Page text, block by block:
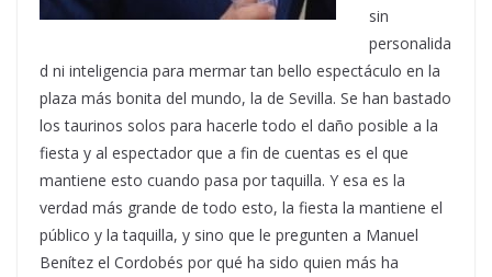
sin
personalida
d ni inteligencia para mermar tan bello espectáculo en la
plaza más bonita del mundo, la de Sevilla. Se han bastado
los taurinos solos para hacerle todo el daño posible a la
fiesta y al espectador que a fin de cuentas es el que
mantiene esto cuando pasa por taquilla. Y esa es la
verdad más grande de todo esto, la fiesta la mantiene el
público y la taquilla, y sino que le pregunten a Manuel
Benítez el Cordobés por qué ha sido quien más ha